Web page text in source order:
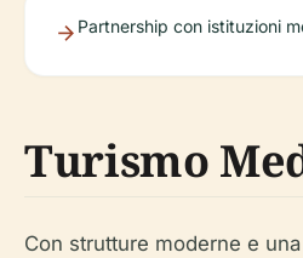
Partnership con istituzioni
Turismo
Con strutture moderne e